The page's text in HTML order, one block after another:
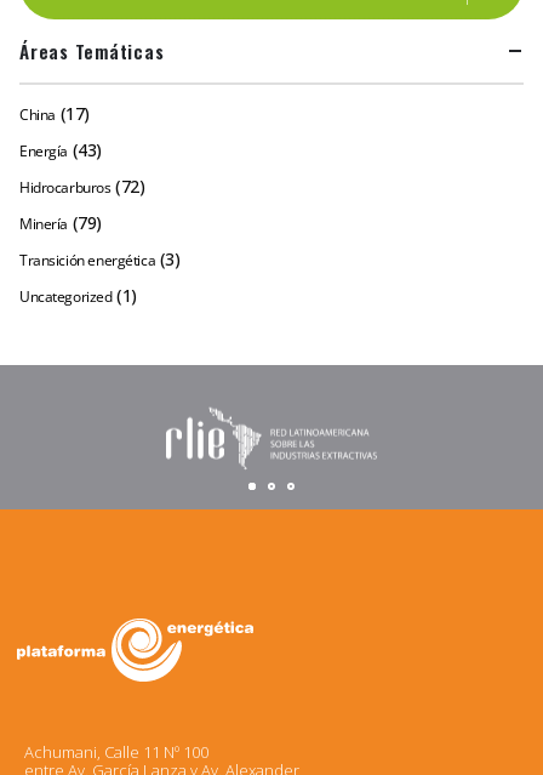
Áreas Temáticas
China (17)
Energía (43)
Hidrocarburos (72)
Minería (79)
Transición energética (3)
Uncategorized (1)
Achumani, Calle 11 Nº 100
entre Av. García Lanza y Av. Alexander